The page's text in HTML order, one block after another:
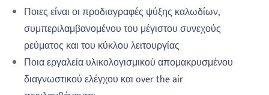
Ποιες είναι οι προδιαγραφές ψύξης καλωδίων,
συμπεριλαμβανομένου του μέγιστου συνεχούς
ρεύματος και του κύκλου λειτουργίας
Ποια εργαλεία υλικολογισμικού απομακρυσμένου
διαγνωστικού ελέγχου και over the air